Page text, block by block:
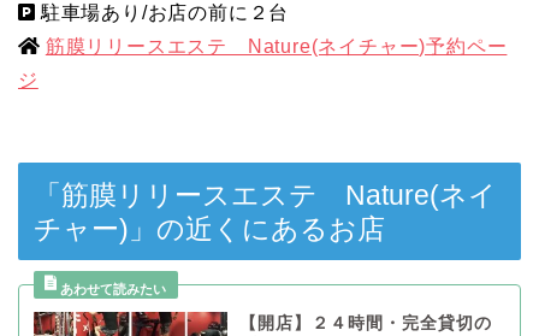
駐車場あり/お店の前に２台
筋膜リリースエステ Nature(ネイチャー)予約ペー
ジ
「筋膜リリースエステ Nature(ネイ
チャー)」の近くにあるお店
【開店】２４時間・完全貸切の